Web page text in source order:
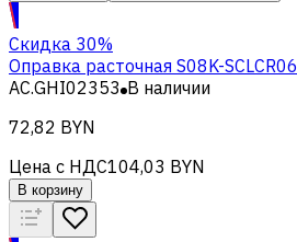
Скидка 30%
Оправка расточная S08K-SCLCR06
AC.GHI02353 В наличии
72,82 BYN
Цена с НДС104,03 BYN
В корзину